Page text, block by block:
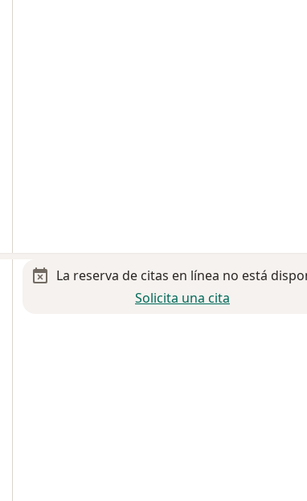
La reserva de citas en línea no está
Solicita una cita